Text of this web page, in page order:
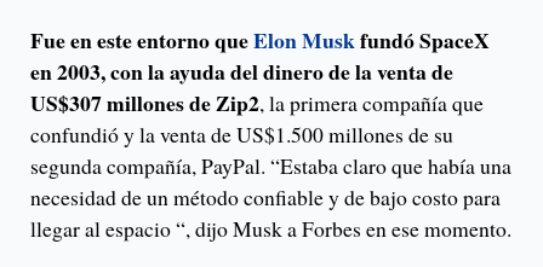
Fue en este entorno queElon Muskfundó SpaceX
en 2003, con la ayuda del dinero de la venta de
US$307 millones de Zip2, la primera compañía que
confundió y la venta de US$1.500 millones de su
segunda compañía, PayPal. “Estaba claro que había una
necesidad de un método confiable y de bajo costo para
llegar al espacio “, dijo Musk a Forbes en ese momento.